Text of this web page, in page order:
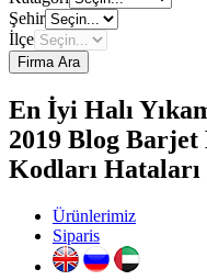
Şehir
İlçe
Firma Ara
En İyi Halı
2019 Blog
Kodları Hataları
Ürünlerimiz
Siparis